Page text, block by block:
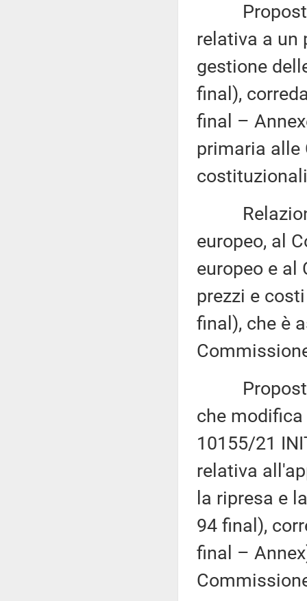
Proposta
relativa a un
gestione
final),
final –
primaria alle
Relazione
europeo, al
europeo e al
prezzi e
final), che è
Proposta
che modifica
10155/21
relativa
la ripresa e
94 final),
final –